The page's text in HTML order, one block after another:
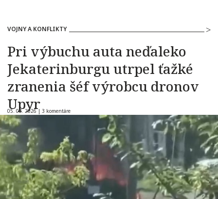
VOJNY A KONFLIKTY
Pri výbuchu auta neďaleko
Jekaterinburgu utrpel ťažké
zranenia šéf výrobcu dronov
Upyr
05. 08. 2026 | 3 komentáre